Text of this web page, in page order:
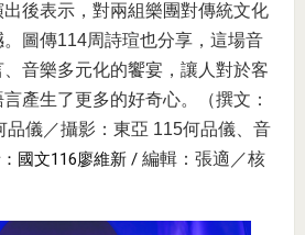
後表示，對兩組樂團對傳統文化
圖傳114周詩瑄也分享，這場音
音樂多元化的饗宴，讓人對於客
產生了更多的好奇心。（撰文：
品儀／攝影：東亞 115何品儀、音
國文116廖維新 / 編輯：張適／核